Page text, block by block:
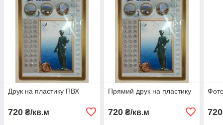
Друк на пластику ПВХ
720 ₴/кв.м
Прямий друк на пластику
720₴/кв.м 720